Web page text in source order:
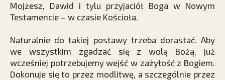
Mojżesz, Dawid i tylu przyjaciół Boga w Nowym
Testamencie – w czasie Kościoła.
Naturalnie do takiej postawy trzeba dorastać. Aby
we wszystkim zgadzać się z wolą Bożą, już
wcześniej potrzebujemy wejść w zażyłość z Bogiem.
Dokonuje się to przez modlitwę, a szczególnie przez